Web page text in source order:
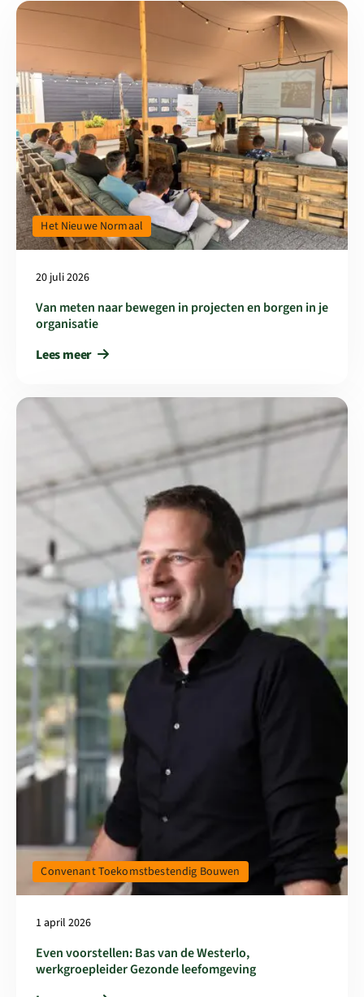
20 juli 2026
Van meten naar bewegen in projecten en borgen in je
organisatie
Het Nieuwe Normaal
Lees meer
Lees meer over Van meten naar bewegen in projecten en
1 april 2026
Even voorstellen: Bas van de Westerlo,
werkgroepleider Gezonde leefomgeving
Convenant Toekomstbestendig Bouwen
Lees meer over Even voorstellen: Bas van de Westerlo,